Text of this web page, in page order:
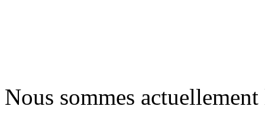
Nous sommes